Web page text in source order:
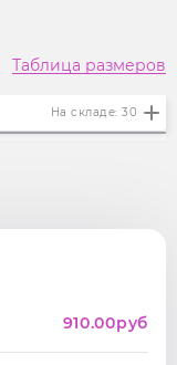
Таблица размеров
На складе: 30
910.00руб